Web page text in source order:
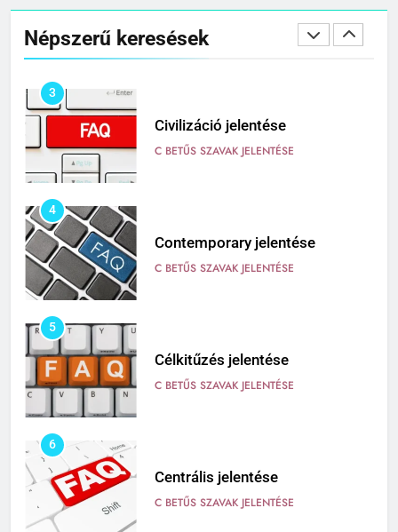
Népszerű keresések
Cingár jelentése
C BETŰS SZAVAK JELENTÉSE
3
Civilizáció jelentése
C BETŰS SZAVAK JELENTÉSE
4
Contemporary jelentése
C BETŰS SZAVAK JELENTÉSE
5
Célkitűzés jelentése
C BETŰS SZAVAK JELENTÉSE
6
Centrális jelentése
C BETŰS SZAVAK JELENTÉSE